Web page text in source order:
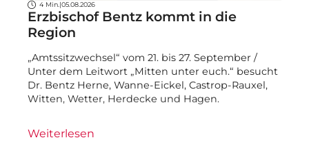
4 Min.| 05.08.2026
Erzbischof Bentz kommt in die
Region
„Amtssitzwechsel“ vom 21. bis 27. September /
Unter dem Leitwort „Mitten unter euch.“ besucht
Dr. Bentz Herne, Wanne-Eickel, Castrop-Rauxel,
Witten, Wetter, Herdecke und Hagen.
Weiterlesen